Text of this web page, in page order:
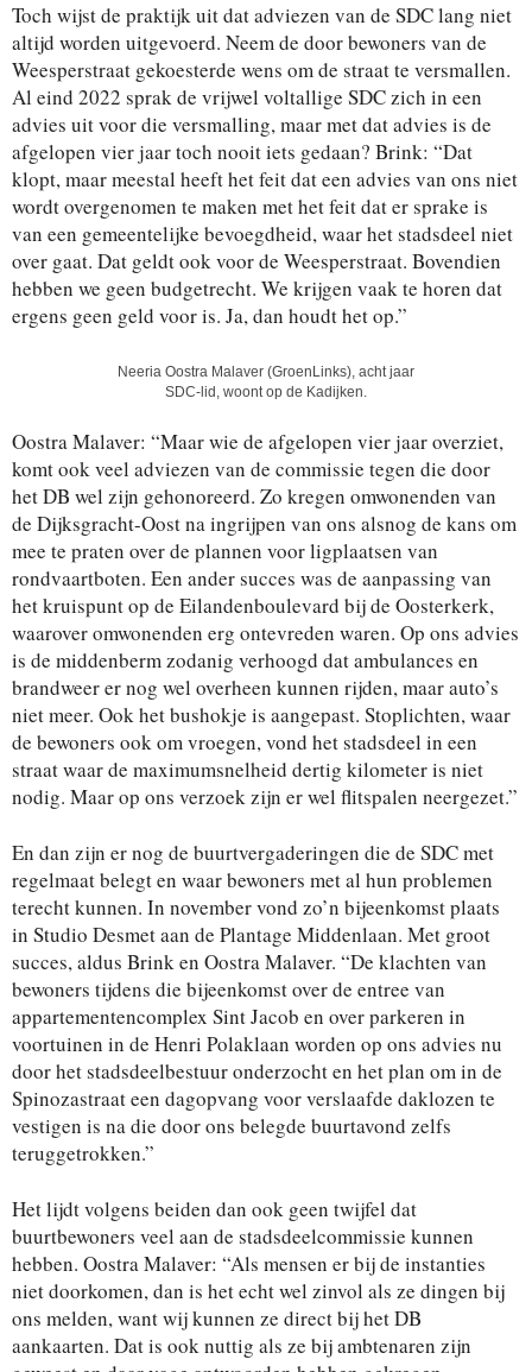
Toch wijst de praktijk uit dat adviezen van de SDC lang niet
altijd worden uitgevoerd. Neem de door bewoners van de
Weesperstraat gekoesterde wens om de straat te versmallen.
Al eind 2022 sprak de vrijwel voltallige SDC zich in een
advies uit voor die versmalling, maar met dat advies is de
afgelopen vier jaar toch nooit iets gedaan? Brink: “Dat
klopt, maar meestal heeft het feit dat een advies van ons niet
wordt overgenomen te maken met het feit dat er sprake is
van een gemeentelijke bevoegdheid, waar het stadsdeel niet
over gaat. Dat geldt ook voor de Weesperstraat. Bovendien
hebben we geen budgetrecht. We krijgen vaak te horen dat
ergens geen geld voor is. Ja, dan houdt het op.”
Neeria Oostra Malaver (GroenLinks), acht jaar
SDC-lid, woont op de Kadijken.
Oostra Malaver: “Maar wie de afgelopen vier jaar overziet,
komt ook veel adviezen van de commissie tegen die door
het DB wel zijn gehonoreerd. Zo kregen omwonenden van
de Dijksgracht-Oost na ingrijpen van ons alsnog de kans om
mee te praten over de plannen voor ligplaatsen van
rondvaartboten. Een ander succes was de aanpassing van
het kruispunt op de Eilandenboulevard bij de Oosterkerk,
waarover omwonenden erg ontevreden waren. Op ons advies
is de middenberm zodanig verhoogd dat ambulances en
brandweer er nog wel overheen kunnen rijden, maar auto’s
niet meer. Ook het bushokje is aangepast. Stoplichten, waar
de bewoners ook om vroegen, vond het stadsdeel in een
straat waar de maximumsnelheid dertig kilometer is niet
nodig. Maar op ons verzoek zijn er wel flitspalen neergezet.”
En dan zijn er nog de buurtvergaderingen die de SDC met
regelmaat belegt en waar bewoners met al hun problemen
terecht kunnen. In november vond zo’n bijeenkomst plaats
in Studio Desmet aan de Plantage Middenlaan. Met groot
succes, aldus Brink en Oostra Malaver. “De klachten van
bewoners tijdens die bijeenkomst over de entree van
appartementencomplex Sint Jacob en over parkeren in
voortuinen in de Henri Polaklaan worden op ons advies nu
door het stadsdeelbestuur onderzocht en het plan om in de
Spinozastraat een dagopvang voor verslaafde daklozen te
vestigen is na die door ons belegde buurtavond zelfs
teruggetrokken.”
Het lijdt volgens beiden dan ook geen twijfel dat
buurtbewoners veel aan de stadsdeelcommissie kunnen
hebben. Oostra Malaver: “Als mensen er bij de instanties
niet doorkomen, dan is het echt wel zinvol als ze dingen bij
ons melden, want wij kunnen ze direct bij het DB
aankaarten. Dat is ook nuttig als ze bij ambtenaren zijn